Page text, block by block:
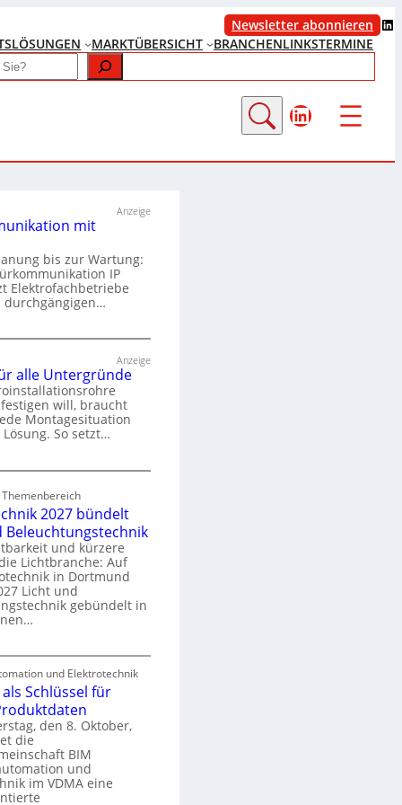
Newsletter abonnieren LinkedIn
LÖSUNGEN MARKTÜBERSICHT BRANCHENLINKSTERMINE
LinkedIn
Anzeige
mit
bis zur Wartung:
IP
Elektrofachbetriebe
durchgängigen…
Anzeige
alle Untergründe
will, braucht
Montagesituation
So setzt…
2027 bündelt
Beleuchtungstechnik
und kürzere
Lichtbranche: Auf
in Dortmund
Licht und
gebündelt in
und Elektrotechnik
als Schlüssel für
den 8. Oktober,
die
BIM
und
im VDMA eine